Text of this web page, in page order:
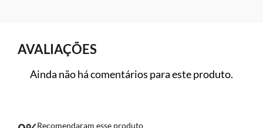
AVALIAÇÕES
Ainda não há comentários para este produto.
Recomendaram esse produto